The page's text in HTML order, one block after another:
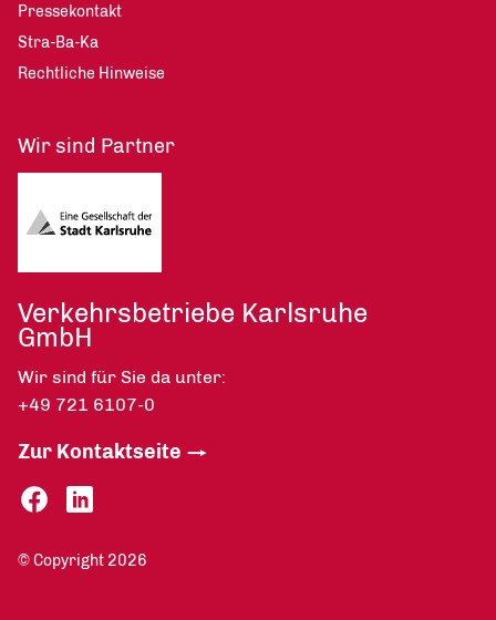
Pressekontakt
Stra-Ba-Ka
Rechtliche Hinweise
Wir sind Partner
Verkehrsbetriebe Karlsruhe
GmbH
Wir sind für Sie da unter:
+49 721 6107-0
Zur Kontaktseite
© Copyright 2026